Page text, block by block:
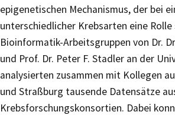
epigenetischen Mechanismus, der bei
unterschiedlicher Krebsarten eine
Bioinformatik-Arbeitsgruppen von Dr.
und Prof. Dr. Peter F. Stadler an der
analysierten zusammen mit Kollegen
und Straßburg tausende Datensätze
Krebsforschungskonsortien. Dabei